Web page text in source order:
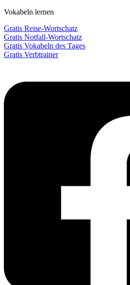
Vokabeln lernen
Gratis Reise-Wortschatz
Gratis Notfall-Wortschatz
Gratis Vokabeln des Tages
Gratis Verbtrainer